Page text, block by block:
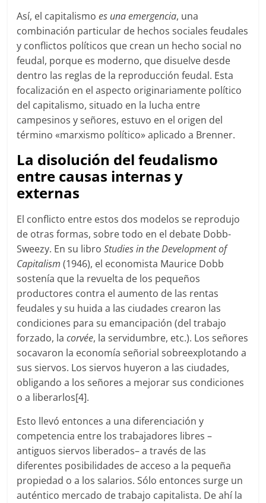
Así, el capitalismo es una emergencia, una
combinación particular de hechos sociales feudales
y conflictos políticos que crean un hecho social no
feudal, porque es moderno, que disuelve desde
dentro las reglas de la reproducción feudal. Esta
focalización en el aspecto originariamente político
del capitalismo, situado en la lucha entre
campesinos y señores, estuvo en el origen del
término «marxismo político» aplicado a Brenner.
La disolución del feudalismo
entre causas internas y
externas
El conflicto entre estos dos modelos se reprodujo
de otras formas, sobre todo en el debate Dobb-
Sweezy. En su libroStudies in the Development of
Capitalism (1946), el economista Maurice Dobb
sostenía que la revuelta de los pequeños
productores contra el aumento de las rentas
feudales y su huida a las ciudades crearon las
condiciones para su emancipación (del trabajo
forzado, lacorvée, la servidumbre, etc.). Los señores
socavaron la economía señorial sobreexplotando a
sus siervos. Los siervos huyeron a las ciudades,
obligando a los señores a mejorar sus condiciones
o a liberarlos[4].
Esto llevó entonces a una diferenciación y
competencia entre los trabajadores libres –
antiguos siervos liberados– a través de las
diferentes posibilidades de acceso a la pequeña
propiedad o a los salarios. Sólo entonces surge un
auténtico mercado de trabajo capitalista. De ahí la